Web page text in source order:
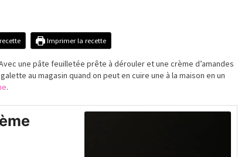
Imprimer la recette
une pâte feuilletée prête à dérouler et une crème d’amandes
au magasin quand on peut en cuire une à la maison en un
.